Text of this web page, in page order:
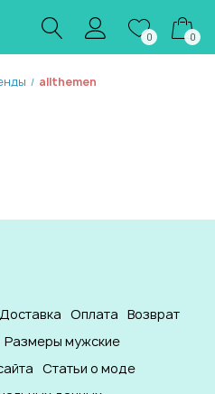
0 0
/ allthemen
Доставка Оплата Возврат
Размеры мужские
Статьи о моде